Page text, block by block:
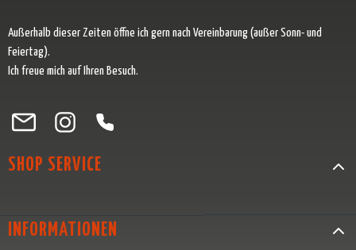
Außerhalb dieser Zeiten öffne ich gern nach Vereinbarung (außer Sonn- und
Feiertag).
Ich freue mich auf Ihren Besuch.
Besuche uns auf Facebook – öffnet in neuem Tab (externer Link)
Schau auf Instagram vorbei – öffnet in neuem Tab (externer Link)
Lass dich auf Pinterest inspirieren – öffnet in neuem Tab
Folge uns auf X – öffnet in neuem Tab (externer Link)
SHOP SERVICE
INFORMATIONEN